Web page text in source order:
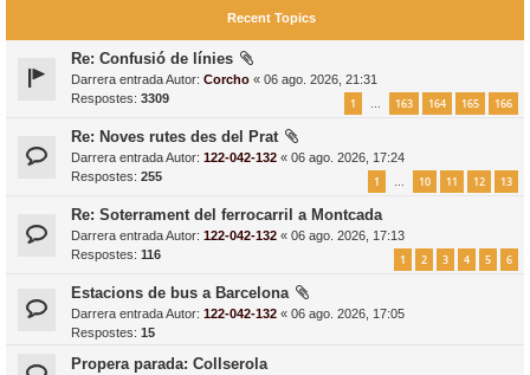
a
Recent Topics
Re: Confusió de línies
Darrera entrada Autor: Corcho « 06 ago. 2026, 21:31
Respostes: 3309 1 … 163 164 165 166
Re: Noves rutes des del Prat
Darrera entrada Autor: 122-042-132 « 06 ago. 2026, 17:24
Respostes: 255 1 … 10 11 12 13
Re: Soterrament del ferrocarril a Montcada
Darrera entrada Autor: 122-042-132 « 06 ago. 2026, 17:13
Respostes: 116 1 2 3 4 5 6
Estacions de bus a Barcelona
Darrera entrada Autor: 122-042-132 « 06 ago. 2026, 17:05
Respostes: 15
Propera parada: Collserola